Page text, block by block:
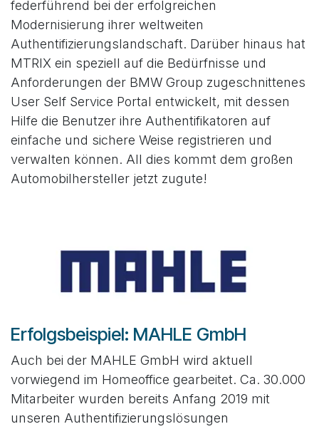
federführend bei der erfolgreichen
Modernisierung ihrer weltweiten
Authentifizierungslandschaft. Darüber hinaus hat
MTRIX ein speziell auf die Bedürfnisse und
Anforderungen der BMW Group zugeschnittenes
User Self Service Portal entwickelt, mit dessen
Hilfe die Benutzer ihre Authentifikatoren auf
einfache und sichere Weise registrieren und
verwalten können. All dies kommt dem großen
Automobilhersteller jetzt zugute!
Erfolgsbeispiel: MAHLE GmbH
Auch bei der MAHLE GmbH wird aktuell
vorwiegend im Homeoffice gearbeitet. Ca. 30.000
Mitarbeiter wurden bereits Anfang 2019 mit
unseren Authentifizierungslösungen